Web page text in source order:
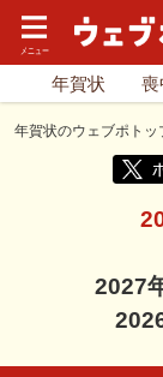
年賀状 喪
年賀状のウェブポトッ
2027